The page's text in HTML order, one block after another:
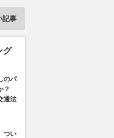
記事
グ
のパ
？
通法
つい